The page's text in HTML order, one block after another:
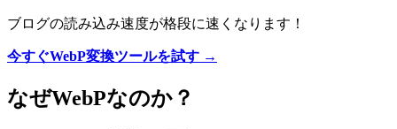
ブログの読み込み速度が格段に速くなります！
今すぐWebP変換ツールを試す →
なぜWebPなのか？